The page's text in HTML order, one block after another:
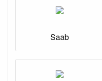
Saab